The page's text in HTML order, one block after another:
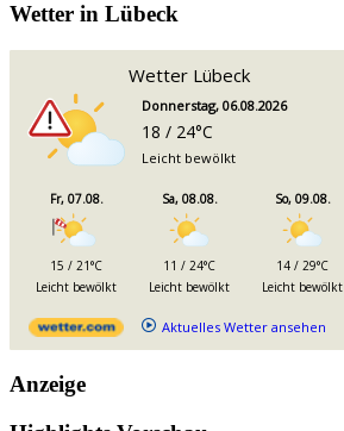
Wetter in Lübeck
Wetter Lübeck
Donnerstag, 06.08.2026
18 / 24°C
Leicht bewölkt
Fr, 07.08.
15 / 21°C
Leicht bewölkt
Sa, 08.08.
11 / 24°C
Leicht bewölkt
So, 09.08.
14 / 29°C
Leicht bewölkt
Aktuelles Wetter ansehen
Anzeige